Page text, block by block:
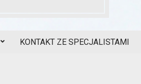
KONTAKT ZE SPECJALISTAMI